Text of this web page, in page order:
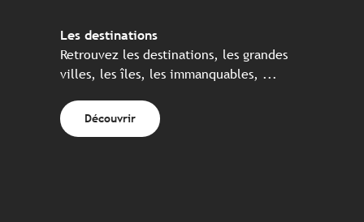
Les destinations
Retrouvez les destinations, les grandes
villes, les îles, les immanquables, ...
Découvrir